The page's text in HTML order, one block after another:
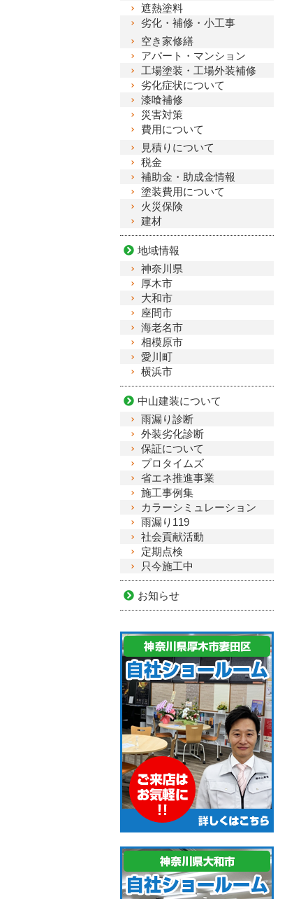
遮熱塗料
劣化・補修・小工事
空き家修繕
アパート・マンション
工場塗装・工場外装補修
劣化症状について
漆喰補修
災害対策
費用について
見積りについて
税金
補助金・助成金情報
塗装費用について
火災保険
建材
地域情報
神奈川県
厚木市
大和市
座間市
海老名市
相模原市
愛川町
横浜市
中山建装について
雨漏り診断
外装劣化診断
保証について
プロタイムズ
省エネ推進事業
施工事例集
カラーシミュレーション
雨漏り119
社会貢献活動
定期点検
只今施工中
お知らせ